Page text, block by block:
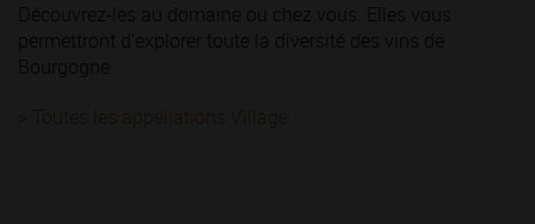
Découvrez-les au domaine ou chez vous. Elles vous
permettront d’explorer toute la diversité des vins de
Bourgogne.
> Toutes les appellations Village